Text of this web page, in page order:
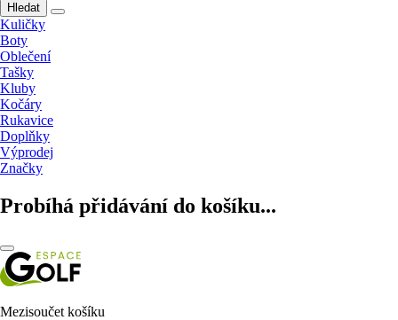
Hledat
Kuličky
Boty
Oblečení
Tašky
Kluby
Kočáry
Rukavice
Doplňky
Výprodej
Značky
Probíhá přidávání do košíku...
Mezisoučet košíku